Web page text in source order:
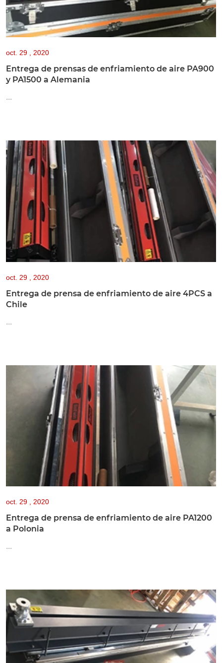
oct. 29 , 2020
Entrega de prensas de enfriamiento de aire PA900
y PA1500 a Alemania
...
oct. 29 , 2020
Entrega de prensa de enfriamiento de aire 4PCS a
Chile
...
oct. 29 , 2020
Entrega de prensa de enfriamiento de aire PA1200
a Polonia
...